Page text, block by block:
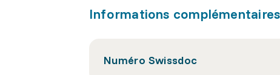
Informations complémentaires
Numéro Swissdoc